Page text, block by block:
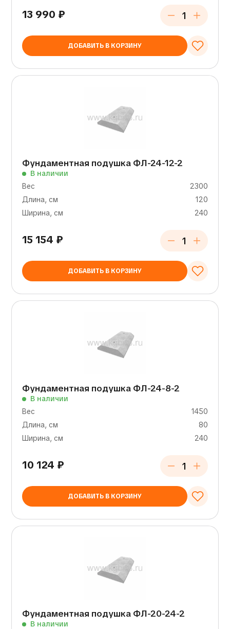
13 990 ₽
ДОБАВИТЬ В КОРЗИНУ
Фундаментная подушка ФЛ-24-12-2
В наличии
Вес
2300
Длина, см
120
Ширина, см
240
15 154 ₽
ДОБАВИТЬ В КОРЗИНУ
Фундаментная подушка ФЛ-24-8-2
В наличии
Вес
1450
Длина, см
80
Ширина, см
240
10 124 ₽
ДОБАВИТЬ В КОРЗИНУ
Фундаментная подушка ФЛ-20-24-2
В наличии